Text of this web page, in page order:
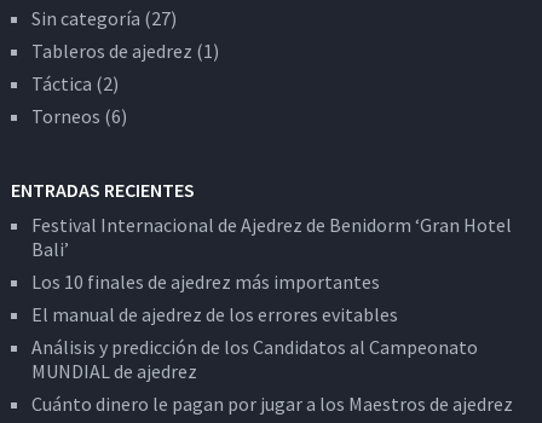
Sin categoría (27)
Tableros de ajedrez (1)
Táctica (2)
Torneos (6)
ENTRADAS RECIENTES
Festival Internacional de Ajedrez de Benidorm ‘Gran Hotel
Bali’
Los 10 finales de ajedrez más importantes
El manual de ajedrez de los errores evitables
Análisis y predicción de los Candidatos al Campeonato
MUNDIAL de ajedrez
Cuánto dinero le pagan por jugar a los Maestros de ajedrez